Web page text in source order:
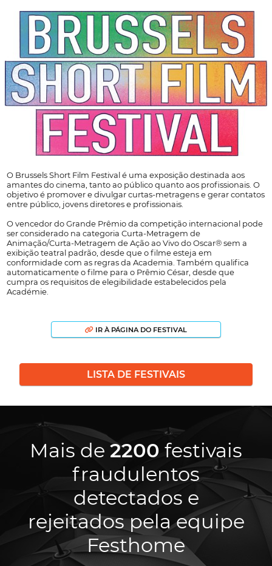
O Brussels Short Film Festival é uma exposição destinada aos
amantes do cinema, tanto ao público quanto aos profissionais. O
objetivo é promover e divulgar curtas-metragens e gerar contatos
entre público, jovens diretores e profissionais.
O vencedor do Grande Prêmio da competição internacional pode
ser considerado na categoria Curta-Metragem de
Animação/Curta-Metragem de Ação ao Vivo do Oscar® sem a
exibição teatral padrão, desde que o filme esteja em
conformidade com as regras da Academia. Também qualifica
automaticamente o filme para o Prêmio César, desde que
cumpra os requisitos de elegibilidade estabelecidos pela
Académie.
IR À PÁGINA DO FESTIVAL
LISTA DE FESTIVAIS
Mais de 2200 festivais
fraudulentos
detectados e
rejeitados pela equipe
Festhome